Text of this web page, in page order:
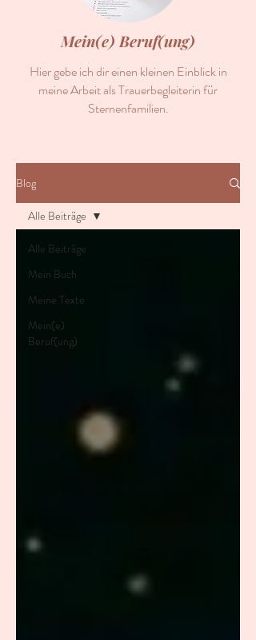
Mein(e) Beruf(ung)
Hier gebe ich dir einen kleinen Einblick in
meine Arbeit als Trauerbegleiterin für
Sternenfamilien.
Blog
Alle Beiträge
Mein Buch
Meine Texte
Mein(e)
Beruf(ung)
Alle Beiträge